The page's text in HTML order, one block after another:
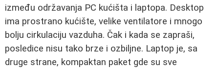
između održavanja PC kućišta i laptopa. Desktop
ima prostrano kućište, velike ventilatore i mnogo
bolju cirkulaciju vazduha. Čak i kada se zapraši,
posledice nisu tako brze i ozbiljne. Laptop je, sa
druge strane, kompaktan paket gde su sve